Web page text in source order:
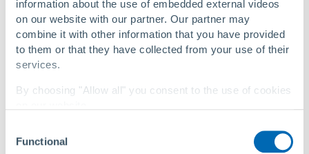
information about the use of embedded external videos
on our website with our partner. Our partner may
combine it with other information that you have provided
to them or that they have collected from your use of their
services.
By choosing "Allow all" you consent to the use of cookies
link in
our privacy policy
Selection
Functional
PE
El polietileno, elegido por sus propiedades, sirve como
Su flexibilidad permite una instalación fácil. Además, la